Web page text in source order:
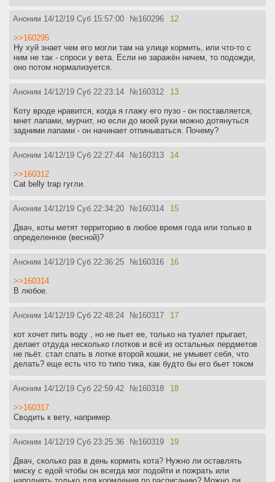
Аноним 14/12/19 Суб 15:57:00 №160296 12
>>160295
Ну хуй знает чем его могли там на улице кормить, или что-то с
ним не так - спроси у вета. Если не заражён ничем, то подожди,
оно потом нормализуется.
Аноним 14/12/19 Суб 22:23:14 №160312 13
Коту вроде нравится, когда я глажу его пузо - он поставляется,
мнет лапами, мурчит, но если до моей руки можно дотянуться
задними лапами - он начинает отпинываться. Почему?
Аноним 14/12/19 Суб 22:27:44 №160313 14
>>160312
Cat belly trap гугли.
Аноним 14/12/19 Суб 22:34:20 №160314 15
Двач, коты метят территорию в любое время года или только в
определенное (весной)?
Аноним 14/12/19 Суб 22:36:25 №160316 16
>>160314
В любое.
Аноним 14/12/19 Суб 22:48:24 №160317 17
кот хочет пить воду , но не пьет ее, только на туалет прыгает,
делает отдуда несколько глотков и всё из остальных пердметов
не пьёт. стал спать в лотке второй кошки, не умывет себя, что
делать? еще есть что то типо тика, как будто бы его бьет током
Аноним 14/12/19 Суб 22:59:42 №160318 18
>>160317
Сводить к вету, например.
Аноним 14/12/19 Суб 23:25:36 №160319 19
Двач, сколько раз в день кормить кота? Нужно ли оставлять
миску с едой чтобы он всегда мог подойти и пожрать или